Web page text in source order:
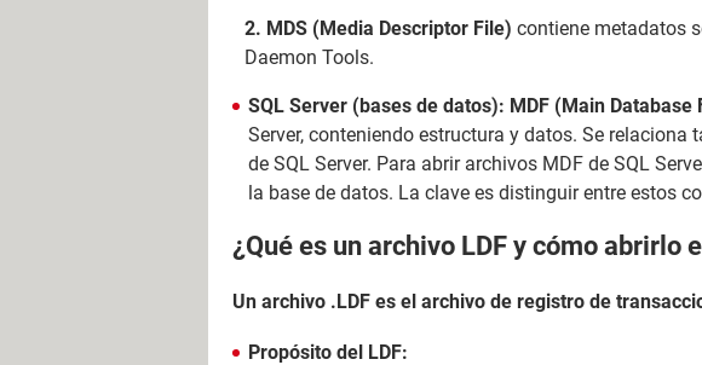
MDS (Media Descriptor File) contiene metadatos
Daemon Tools.
SQL Server (bases de datos): MDF (Main Database
Server, conteniendo estructura y datos. Se relaciona
de SQL Server. Para abrir archivos MDF de SQL
la base de datos. La clave es distinguir entre estos
¿Qué es un archivo LDF y cómo abrirlo
Un archivo .LDF es el archivo de registro de
Propósito del LDF: